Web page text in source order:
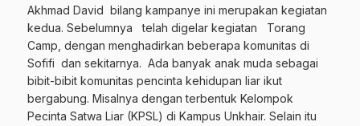
Akhmad David bilang kampanye ini merupakan kegiatan
kedua. Sebelumnya telah digelar kegiatan Torang
Camp, dengan menghadirkan beberapa komunitas di
Sofifi dan sekitarnya. Ada banyak anak muda sebagai
bibit-bibit komunitas pencinta kehidupan liar ikut
bergabung. Misalnya dengan terbentuk Kelompok
Pecinta Satwa Liar (KPSL) di Kampus Unkhair. Selain itu